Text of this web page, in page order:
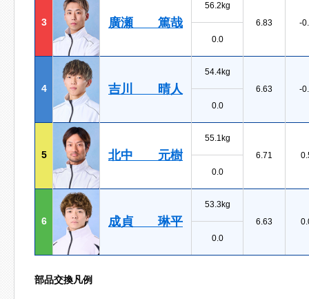
3 廣瀬 篤哉
56.2kg
6.83
-
0.0
4 吉川 晴人
54.4kg
6.63
-
0.0
5 北中 元樹
55.1kg
6.71
0.0
6 成貞 琳平
53.3kg
6.63
0.0
部品交換凡例